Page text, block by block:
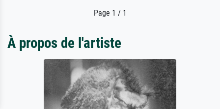
Page 1 / 1
À propos de l'artiste